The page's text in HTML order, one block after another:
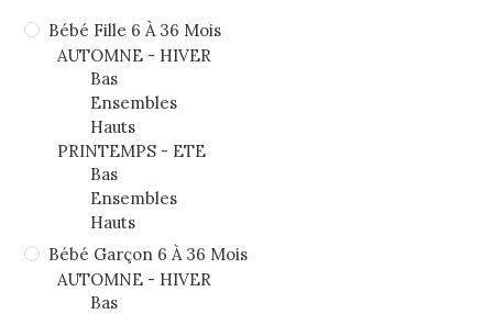
Bébé Fille 6 À 36 Mois
AUTOMNE - HIVER
Bas
Ensembles
Hauts
PRINTEMPS - ETE
Bas
Ensembles
Hauts
Bébé Garçon 6 À 36 Mois
AUTOMNE - HIVER
Bas